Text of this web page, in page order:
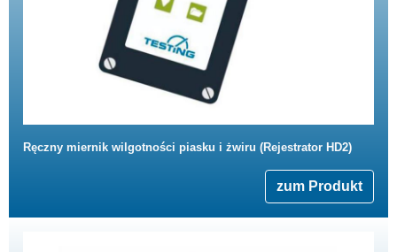
Ręczny miernik wilgotności piasku i żwiru (Rejestrator HD2)
zum Produkt